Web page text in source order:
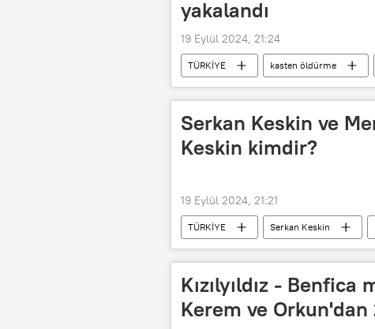
yakalandı
19 Eylül 2024, 21:24
TÜRKİYE kasten öldürme
Tutuklama kararı
Serkan Keskin ve
Keskin kimdir?
19 Eylül 2024, 21:21
TÜRKİYE Serkan Keskin
Oyuncu
yerli oyuncu
Kızılyıldız - Benfica
Kerem ve Orkun'dan